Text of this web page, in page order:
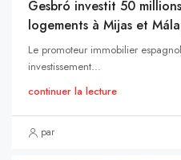
Gesbró investit 50
logements à Mijas et
Le promoteur immobilier
investissement...
continuer la lecture
par